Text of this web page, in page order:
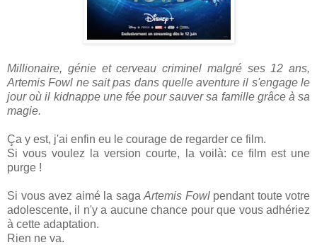
Millionaire, génie et cerveau criminel malgré ses 12 ans,
Artemis Fowl ne sait pas dans quelle aventure il s'engage le
jour où il kidnappe une fée pour sauver sa famille grâce à sa
magie.
Ça y est, j'ai enfin eu le courage de regarder ce film.
Si vous voulez la version courte, la voilà: ce film est une
purge !
Si vous avez aimé la saga Artemis Fowlpendant toute votre
adolescente, il n'y a aucune chance pour que vous adhériez
à cette adaptation.
Rien ne va.